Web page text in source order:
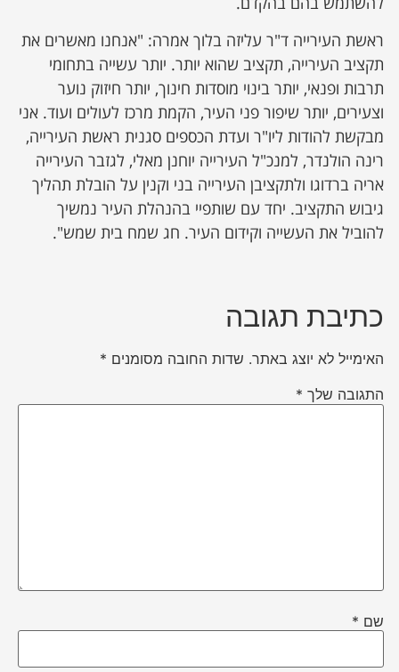
ראשת העירייה ד"ר עליזה בלוך אמרה: "אנחנו מאשרים את
תקציב העירייה, תקציב שהוא יותר. יותר עשייה בתחומי
תרבות ופנאי, יותר בינוי מוסדות חינוך, יותר חיזוק נוער
וצעירים, יותר שיפור פני העיר, הקמת מרכז לעולים ועוד. אני
מבקשת להודות ליו"ר ועדת הכספים סגנית ראשת העירייה,
רינה הולנדר, למנכ"ל העירייה יוחנן מאלי, לגזבר העירייה
אריה ברדוגו ולתקציבן העירייה בני וקנין על הובלת תהליך
גיבוש התקציב. יחד עם שותפיי בהנהלת העיר נמשיך
להוביל את העשייה וקידום העיר. חג שמח בית שמש".
כתיבת תגובה
האימייל לא יוצג באתר. שדות החובה מסומנים *
התגובה שלך *
שם *